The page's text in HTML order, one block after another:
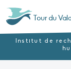
Tour du
Institut de